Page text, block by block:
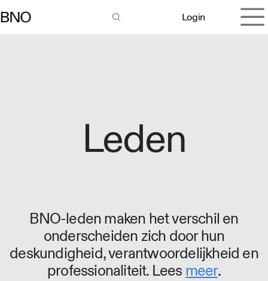
Login
Leden
BNO-leden maken het verschil en
onderscheiden zich door hun
deskundigheid, verantwoordelijkheid en
professionaliteit. Lees meer.